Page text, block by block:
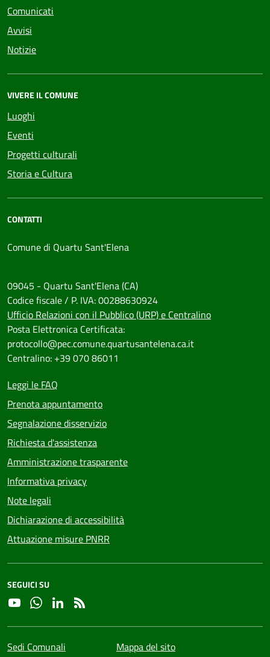
Comunicati
Avvisi
Notizie
VIVERE IL COMUNE
Luoghi
Eventi
Progetti culturali
Storia e Cultura
CONTATTI
Comune di Quartu Sant'Elena
09045 - Quartu Sant'Elena (CA)
Codice fiscale / P. IVA: 00288630924
Ufficio Relazioni con il Pubblico (URP) e Centralino
Posta Elettronica Certificata:
protocollo@pec.comune.quartusantelena.ca.it
Centralino: +39 070 86011
Leggi le FAQ
Prenota appuntamento
Segnalazione disservizio
Richiesta d'assistenza
Amministrazione trasparente
Informativa privacy
Note legali
Dichiarazione di accessibilità
Attuazione misure PNRR
SEGUICI SU
YouTubeWhatsapp
Linkedin
Sedi Comunali Mappa del sito